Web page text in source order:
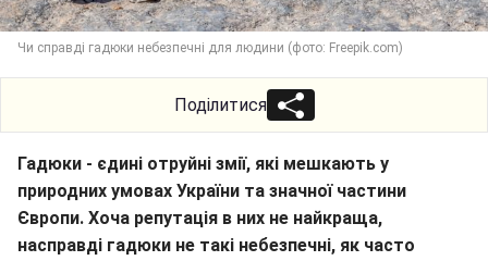
Чи справді гадюки небезпечні для людини (фото: Freepik.com)
Поділитися
Гадюки - єдині отруйні змії, які мешкають у
природних умовах України та значної частини
Європи. Хоча репутація в них не найкраща,
насправді гадюки не такі небезпечні, як часто